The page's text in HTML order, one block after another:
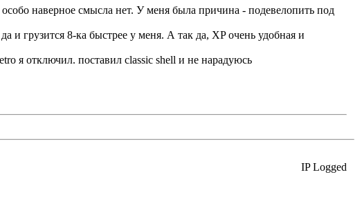
наверное смысла нет. У меня была причина - подевелопить под
и грузится 8-ка быстрее у меня. А так да, XP очень удобная и
я отключил. поставил classic shell и не нарадуюсь
IP Logged